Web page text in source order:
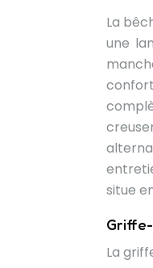
La
une
situe
La